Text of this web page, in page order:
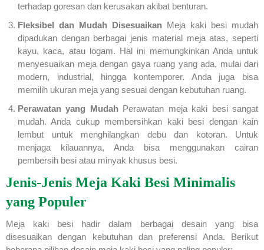
terhadap goresan dan kerusakan akibat benturan.
Fleksibel dan Mudah Disesuaikan Meja kaki besi mudah
dipadukan dengan berbagai jenis material meja atas, seperti
kayu, kaca, atau logam. Hal ini memungkinkan Anda untuk
menyesuaikan meja dengan gaya ruang yang ada, mulai dari
modern, industrial, hingga kontemporer. Anda juga bisa
memilih ukuran meja yang sesuai dengan kebutuhan ruang.
Perawatan yang MudahPerawatan meja kaki besi sangat
mudah. Anda cukup membersihkan kaki besi dengan kain
lembut untuk menghilangkan debu dan kotoran. Untuk
menjaga kilauannya, Anda bisa menggunakan cairan
pembersih besi atau minyak khusus besi.
Jenis-Jenis Meja Kaki Besi Minimalis
yang Populer
Meja kaki besi hadir dalam berbagai desain yang bisa
disesuaikan dengan kebutuhan dan preferensi Anda. Berikut